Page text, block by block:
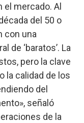
el mercado. Al
del 50 o
con una
de ‘baratos’. La
pero la clave
la calidad de los
del
señaló
de la